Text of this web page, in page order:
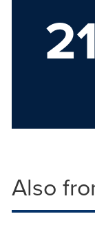
21
Also